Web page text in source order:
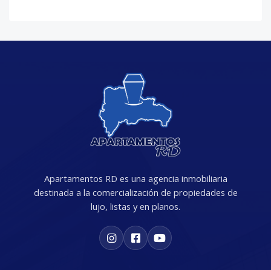
Apartamentos RD es una agencia inmobiliaria
destinada a la comercialización de propiedades de
lujo, listas y en planos.